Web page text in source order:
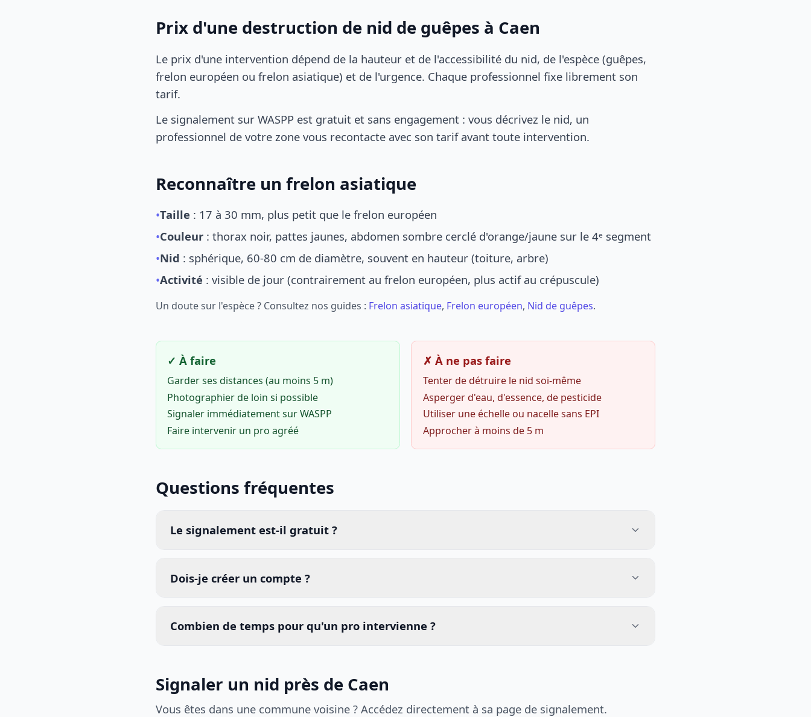
Prix d'une destruction de nid de guêpes à Caen
Le prix d'une intervention dépend de la hauteur et de l'accessibilité du nid, de l'espèce (guêpes,
frelon européen ou frelon asiatique) et de l'urgence. Chaque professionnel fixe librement son
tarif.
Le signalement sur WASPP est gratuit et sans engagement : vous décrivez le nid, un
professionnel de votre zone vous recontacte avec son tarif avant toute intervention.
Reconnaître un frelon asiatique
•Taille : 17 à 30 mm, plus petit que le frelon européen
•Couleur : thorax noir, pattes jaunes, abdomen sombre cerclé d'orange/jaune sur le 4ᵉ segment
•Nid : sphérique, 60-80 cm de diamètre, souvent en hauteur (toiture, arbre)
•Activité : visible de jour (contrairement au frelon européen, plus actif au crépuscule)
Un doute sur l'espèce ? Consultez nos guides : Frelon asiatique, Frelon européen, Nid de guêpes.
✓ À faire
Garder ses distances (au moins 5 m)
Photographier de loin si possible
Signaler immédiatement sur WASPP
Faire intervenir un pro agréé
✗ À ne pas faire
Tenter de détruire le nid soi-même
Asperger d'eau, d'essence, de pesticide
Utiliser une échelle ou nacelle sans EPI
Approcher à moins de 5 m
Questions fréquentes
Le signalement est-il gratuit ?
Dois-je créer un compte ?
Combien de temps pour qu'un pro intervienne ?
Signaler un nid près de Caen
Vous êtes dans une commune voisine ? Accédez directement à sa page de signalement.